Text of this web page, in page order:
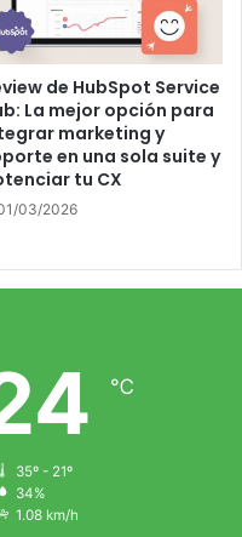
Contenido
de HubSpot Service
La mejor opción para
marketing y
en una sola suite y
tu CX
03/2026
℃
35º - 21º
34%
1.08 km/h